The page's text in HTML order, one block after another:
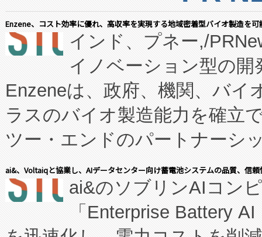
Enzene、コスト効率に優れ、高収率を実現する地域密着型バイオ製造を
インド、プネー,/
イノベーション型の
Enzeneは、政府、機関、バイ
ラスのバイオ製造能力を確立
ツー・エンドのパートナーシ
表しました。 同社の実績ある
manufacturing™ (FCCM™) プ
たNeXは、バイオ医薬品製造
ai&、Voltaiqと協業し、AIデータセンター向け蓄電池システムの品質、信
ai&のソブリンAIコン
「Enterprise Battery